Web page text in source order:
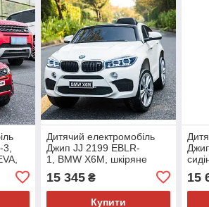
Дитячий електромобіль
Джип JJ 2199 EBLR-
1, BMW X6M, шкіряне
сидіння, колеса EVA, білий
15 345₴
Купити
15